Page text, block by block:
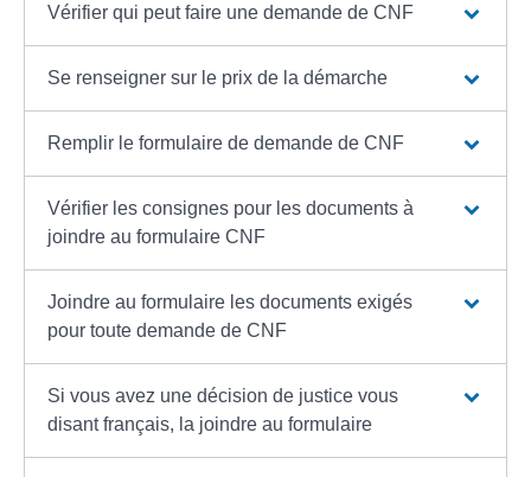
Vérifier qui peut faire une demande de CNF
Se renseigner sur le prix de la démarche
Remplir le formulaire de demande de CNF
Vérifier les consignes pour les documents à
joindre au formulaire CNF
Joindre au formulaire les documents exigés
pour toute demande de CNF
Si vous avez une décision de justice vous
disant français, la joindre au formulaire